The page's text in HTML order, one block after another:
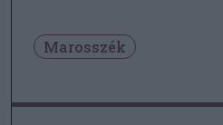
Marosszék